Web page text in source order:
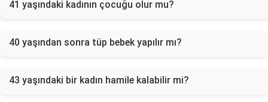
41 yaşındaki kadının çocuğu olur mu?
40 yaşından sonra tüp bebek yapılır mı?
43 yaşındaki bir kadın hamile kalabilir mi?